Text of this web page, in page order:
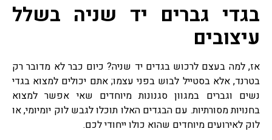
בגדי גברים יד שניה בשלל
עיצובים
אז, למה בעצם לרכוש בגדים יד שניה? כיום כבר לא מדובר רק
בטרנד, אלא בסטייל לבוש בפני עצמו; אתם יכולים למצוא בגדי
נשים וגברים במגוון סגנונות מיוחדים שאי אפשר למצוא
בחנויות מסורתיות. עם הבגדים האלו תוכלו לגבש לוק יומיומי, או
לוק לאירועים מיוחדים שהוא כולו ייחודי לכם.